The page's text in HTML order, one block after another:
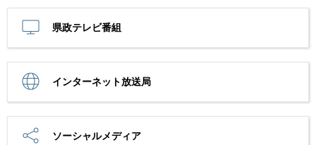
県政テレビ番組
インターネット放送局
ソーシャルメディア